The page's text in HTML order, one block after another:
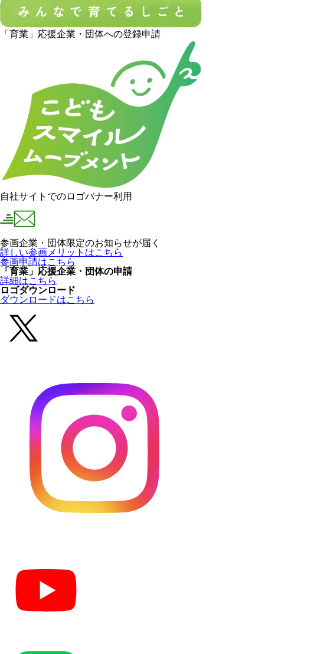
「育業」応援企業・団体への登録申請
自社サイトでのロゴバナー利用
参画企業・団体限定のお知らせが届く
詳しい参画メリットはこちら
参画申請はこちら
「育業」応援企業・団体の申請
詳細はこちら
ロゴダウンロード
ダウンロードはこちら